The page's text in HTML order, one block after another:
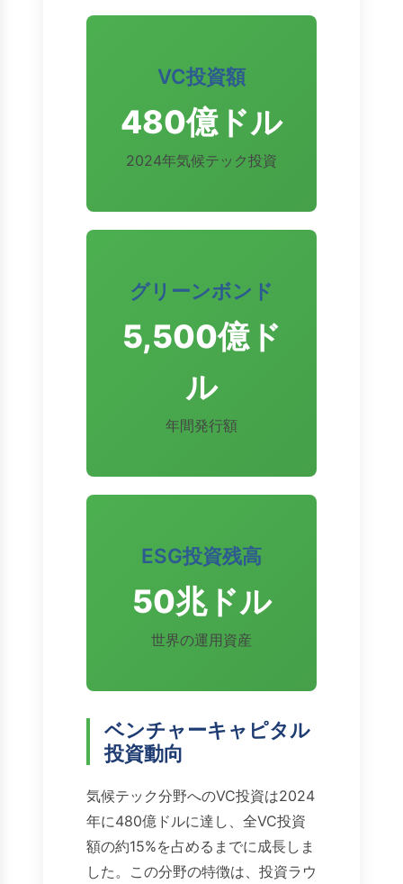
VC投資額
480億ドル
2024年気候テック投資
グリーンボンド
5,500億ド
ル
年間発行額
ESG投資残高
50兆ドル
世界の運用資産
ベンチャーキャピタル
投資動向
気候テック分野へのVC投資は2024
年に480億ドルに達し、全VC投資
額の約15%を占めるまでに成長しま
した。この分野の特徴は、投資ラウ